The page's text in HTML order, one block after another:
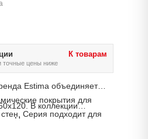
точные цены ниже
К товарам
Estima объединяет
покрытия для
Серия подходит для
В коллекции
Наличие, цену и сроки
менеджера «Аптон».